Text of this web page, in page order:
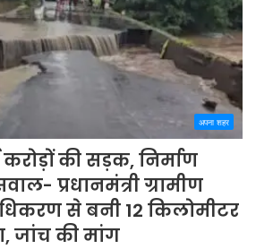
अपना शहर
की सड़क, निर्माण
प्रधानमंत्री ग्रामीण
से बनी 12 किलोमीटर
जांच की मांग